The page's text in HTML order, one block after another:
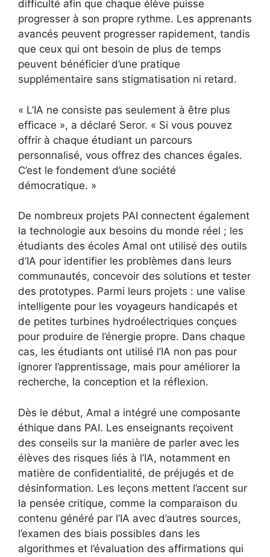
difficulté afin que chaque élève puisse
progresser à son propre rythme. Les apprenants
avancés peuvent progresser rapidement, tandis
que ceux qui ont besoin de plus de temps
peuvent bénéficier d’une pratique
supplémentaire sans stigmatisation ni retard.
« L’IA ne consiste pas seulement à être plus
efficace », a déclaré Seror. « Si vous pouvez
offrir à chaque étudiant un parcours
personnalisé, vous offrez des chances égales.
C’est le fondement d’une société
démocratique. »
De nombreux projets PAI connectent également
la technologie aux besoins du monde réel ; les
étudiants des écoles Amal ont utilisé des outils
d’IA pour identifier les problèmes dans leurs
communautés, concevoir des solutions et tester
des prototypes. Parmi leurs projets : une valise
intelligente pour les voyageurs handicapés et
de petites turbines hydroélectriques conçues
pour produire de l’énergie propre. Dans chaque
cas, les étudiants ont utilisé l’IA non pas pour
ignorer l’apprentissage, mais pour améliorer la
recherche, la conception et la réflexion.
Dès le début, Amal a intégré une composante
éthique dans PAI. Les enseignants reçoivent
des conseils sur la manière de parler avec les
élèves des risques liés à l’IA, notamment en
matière de confidentialité, de préjugés et de
désinformation. Les leçons mettent l’accent sur
la pensée critique, comme la comparaison du
contenu généré par l’IA avec d’autres sources,
l’examen des biais possibles dans les
algorithmes et l’évaluation des affirmations qui